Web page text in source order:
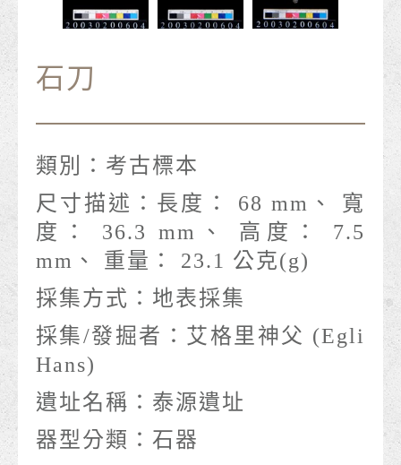
石刀
類別： 考古標本
尺寸描述： 長度： 68 mm、 寬
度： 36.3 mm、 高度： 7.5
mm、 重量： 23.1 公克(g)
採集方式： 地表採集
採集/發掘者： 艾格里神父 (Egli
Hans)
遺址名稱： 泰源遺址
器型分類： 石器